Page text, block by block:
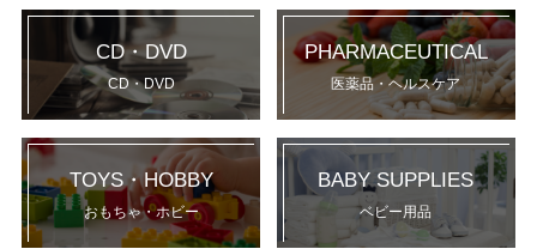
CD・DVD
CD・DVD
PHARMACEUTICAL
医薬品・ヘルスケア
TOYS・HOBBY
おもちゃ・ホビー
BABY SUPPLIES
ベビー用品